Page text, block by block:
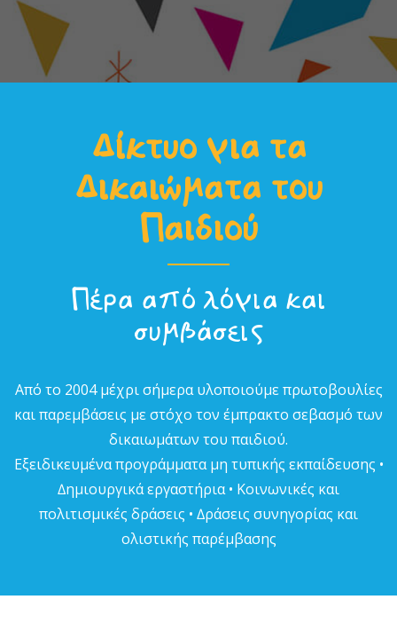
Δίκτυο για τα
Δικαιώµατα του
Παιδιού
Πέρα από λόγια και
συµβάσεις
Από το 2004 µέχρι σήµερα υλοποιούµε πρωτοβουλίες
και παρεµβάσεις µε στόχο τον έµπρακτο σεβασµό των
δικαιωµάτων του παιδιού.
Εξειδικευµένα προγράµµατα µη τυπικής εκπαίδευσης •
∆ηµιουργικά εργαστήρια • Κοινωνικές και
πολιτισµικές δράσεις • ∆ράσεις συνηγορίας και
ολιστικής παρέµβασης